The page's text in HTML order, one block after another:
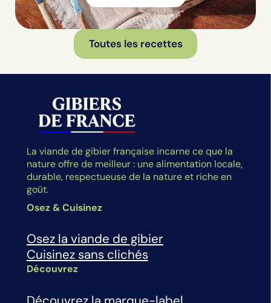
Toutes les recettes
La viande de gibier française incarne ce que la
nature offre de meilleur : une alimentation locale,
durable, respectueuse de la nature et riche en
goût.
Osez & Cuisinez
Osez la viande de gibier
Cuisinez sans clichés
Découvrez